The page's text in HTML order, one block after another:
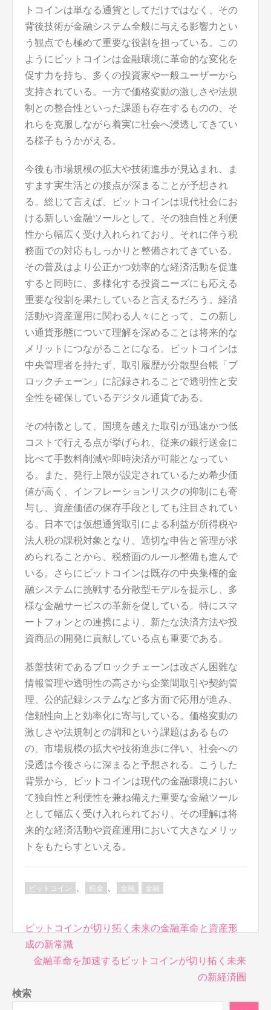
トコインは単なる通貨としてだけではなく、その
背後技術が金融システム全般に与える影響力とい
う観点でも極めて重要な役割を担っている。この
ようにビットコインは金融環境に革命的な変化を
促す力を持ち、多くの投資家や一般ユーザーから
支持されている。一方で価格変動の激しさや法規
制との整合性といった課題も存在するものの、そ
れらを克服しながら着実に社会へ浸透してきてい
る様子もうかがえる。
今後も市場規模の拡大や技術進歩が見込まれ、ま
すます実生活との接点が深まることが予想され
る。総じて言えば、ビットコインは現代社会にお
ける新しい金融ツールとして、その独自性と利便
性から幅広く受け入れられており、それに伴う税
務面での対応もしっかりと整備されてきている。
その普及はより公正かつ効率的な経済活動を促進
すると同時に、多様化する投資ニーズにも応える
重要な役割を果たしていると言えるだろう。経済
活動や資産運用に関わる人々にとって、この新し
い通貨形態について理解を深めることは将来的な
メリットにつながることになる。ビットコインは
中央管理者を持たず、取引履歴が分散型台帳「ブ
ロックチェーン」に記録されることで透明性と安
全性を確保しているデジタル通貨である。
その特徴として、国境を越えた取引が迅速かつ低
コストで行える点が挙げられ、従来の銀行送金に
比べて手数料削減や即時決済が可能となってい
る。また、発行上限が設定されているため希少価
値が高く、インフレーションリスクの抑制にも寄
与し、資産価値の保存手段としても注目されてい
る。日本では仮想通貨取引による利益が所得税や
法人税の課税対象となり、適切な申告と管理が求
められることから、税務面のルール整備も進んで
いる。さらにビットコインは既存の中央集権的金
融システムに挑戦する分散型モデルを提示し、多
様な金融サービスの革新を促している。特にスマ
ートフォンとの連携により、新たな決済方法や投
資商品の開発に貢献している点も重要である。
基盤技術であるブロックチェーンは改ざん困難な
情報管理や透明性の高さから企業間取引や契約管
理、公的記録システムなど多方面で応用が進み、
信頼性向上と効率化に寄与している。価格変動の
激しさや法規制との調和という課題はあるもの
の、市場規模の拡大や技術進歩に伴い、社会への
浸透は今後さらに深まると予想される。こうした
背景から、ビットコインは現代の金融環境におい
て独自性と利便性を兼ね備えた重要な金融ツール
として幅広く受け入れられており、その理解は将
来的な経済活動や資産運用において大きなメリッ
トをもたらすといえる。
ビットコイン 税金 金融 金融
投
稿
ナ
ゲ
ー
ビットコインが切り拓く未来の金融革命と資産形
成の新常識
金融革命を加速するビットコインが切り拓く未来
の新経済圏
検索